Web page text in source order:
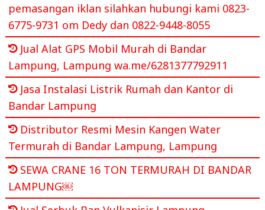
pemasangan iklan silahkan hubungi kami 0823-
6775-9731 om Dedy dan 0822-9448-8055
Jual Alat GPS Mobil Murah di Bandar
Lampung, Lampung wa.me/6281377792911
Jasa Instalasi Listrik Rumah dan Kantor di
Bandar Lampung
Distributor Resmi Mesin Kangen Water
Termurah di Bandar Lampung, Lampung
SEWA CRANE 16 TON TERMURAH DI BANDAR
LAMPUNG￼